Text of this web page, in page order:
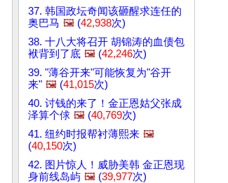
37. 韩国政坛奇闻该砸醒求连任的
奥巴马 🖼️ (42,938次)
38. 十八大将召开 胡锦涛的血债包
袱背到了底 🖼️ (42,246次)
39. "薄谷开来"可能恢复为"谷开
来" 🖼️ (41,015次)
40. 讨钱的来了！金正恩姑父张成
泽算个俅 🖼️ (40,769次)
41. 纽约时报帮衬薄熙来 🖼️
(40,150次)
42. 图片惊人！威胁美韩 金正恩现
身前线岛屿 🖼️ (39,977次)